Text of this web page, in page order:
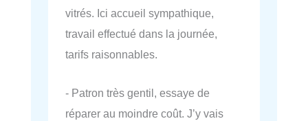
vitrés. Ici accueil sympathique,
travail effectué dans la journée,
tarifs raisonnables.
- Patron très gentil, essaye de
réparer au moindre coût. J’y vais